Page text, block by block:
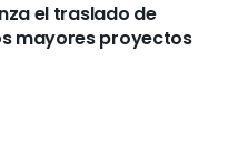
el traslado de
mayores proyectos